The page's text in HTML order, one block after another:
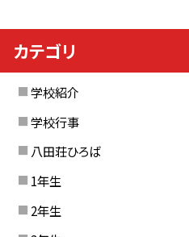
カテゴリ
学校紹介
学校行事
八田荘ひろば
1年生
2年生